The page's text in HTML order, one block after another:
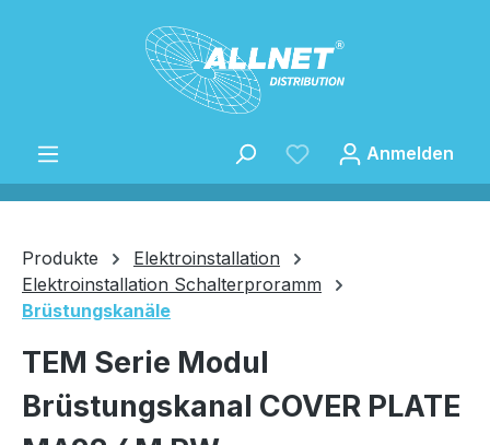
Zum Hauptinhalt springen
Anmelden
Produkte
Elektroinstallation
Elektroinstallation Schalterproramm
Brüstungskanäle
TEM Serie Modul
Brüstungskanal COVER PLATE